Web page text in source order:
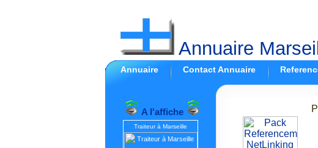
Annuaire
Annuaire Contact Annuaire
A l'affiche
Traiteur à Marseille